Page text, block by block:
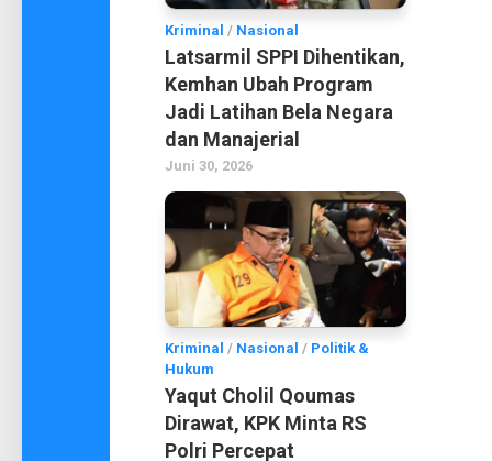
Kriminal / Nasional
Latsarmil SPPI Dihentikan,
Kemhan Ubah Program
Jadi Latihan Bela Negara
dan Manajerial
Juni 30, 2026
Kriminal / Nasional / Politik &
Hukum
Yaqut Cholil Qoumas
Dirawat, KPK Minta RS
Polri Percepat